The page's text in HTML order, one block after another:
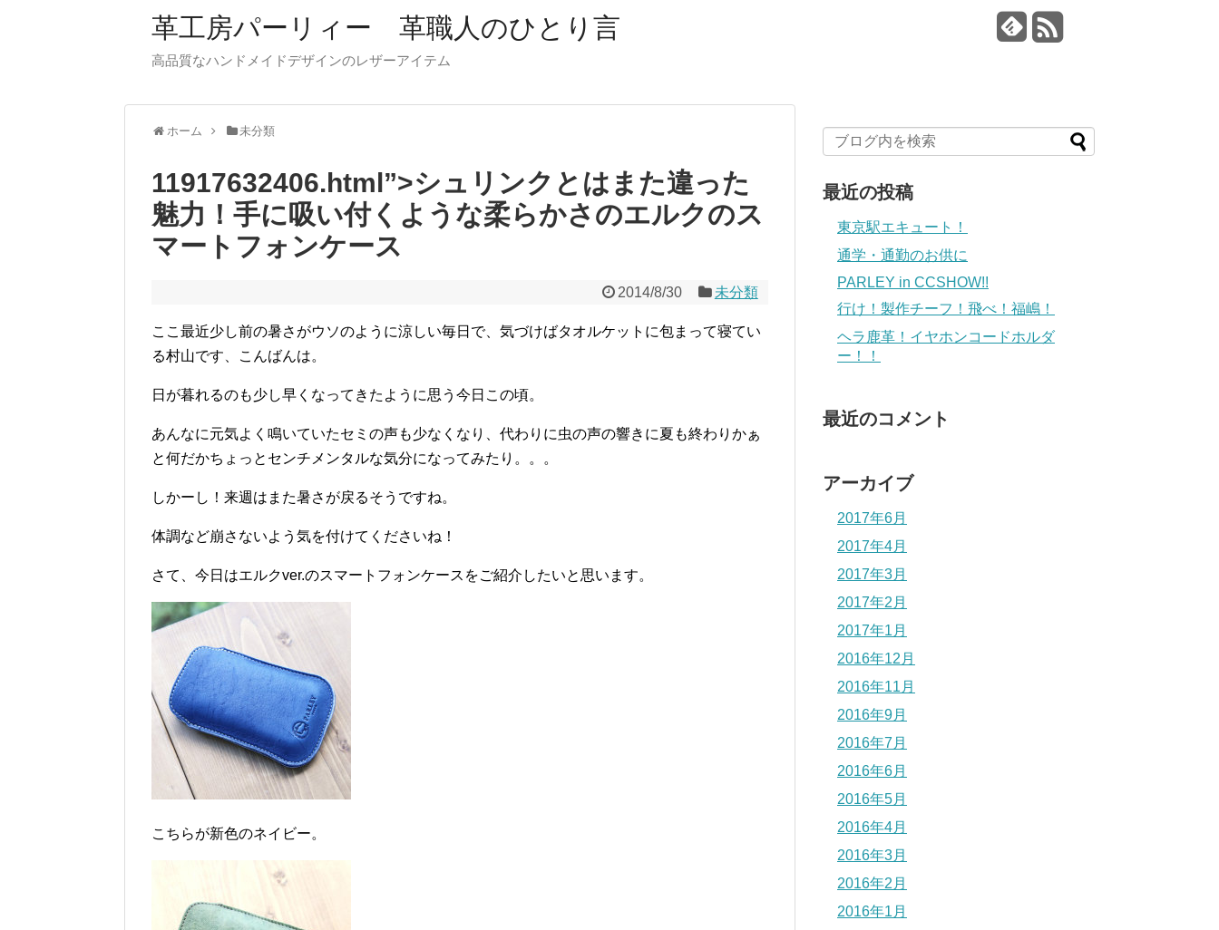
革工房パーリィー 革職人のひとり言
高品質なハンドメイドデザインのレザーアイテム
ホーム 未分類
11917632406.html”>シュリンクとはまた違った
魅力！手に吸い付くような柔らかさのエルクのス
マートフォンケース
2014/8/30 未分類
ここ最近少し前の暑さがウソのように涼しい毎日で、気づけばタオルケットに包まって寝てい
る村山です、こんばんは。
日が暮れるのも少し早くなってきたように思う今日この頃。
あんなに元気よく鳴いていたセミの声も少なくなり、代わりに虫の声の響きに夏も終わりかぁ
と何だかちょっとセンチメンタルな気分になってみたり。。。
しかーし！来週はまた暑さが戻るそうですね。
体調など崩さないよう気を付けてくださいね！
さて、今日はエルクver.のスマートフォンケースをご紹介したいと思います。
こちらが新色のネイビー。
最近の投稿
東京駅エキュート！
通学・通勤のお供に
PARLEY in CCSHOW!!
行け！製作チーフ！飛べ！福嶋！
ヘラ鹿革！イヤホンコードホルダ
ー！！
最近のコメント
アーカイブ
2017年6月
2017年4月
2017年3月
2017年2月
2017年1月
2016年12月
2016年11月
2016年9月
2016年7月
2016年6月
2016年5月
2016年4月
2016年3月
2016年2月
2016年1月